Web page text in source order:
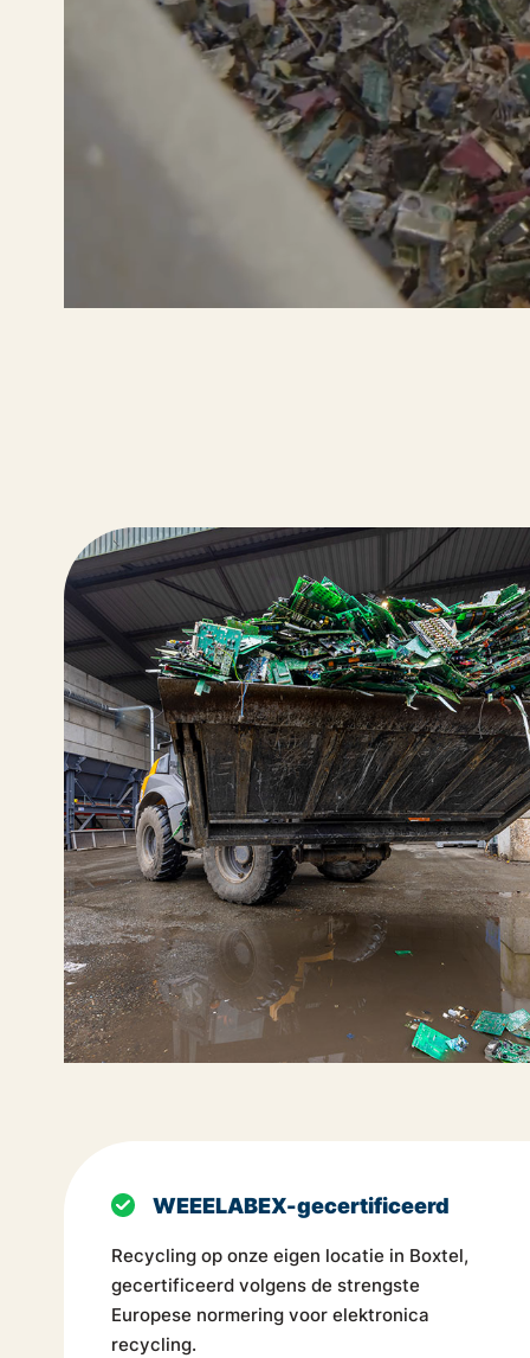
WEEELABEX-gecertificeerd
Recycling op onze eigen locatie in Boxtel,
gecertificeerd volgens de strengste
Europese normering voor elektronica
recycling.